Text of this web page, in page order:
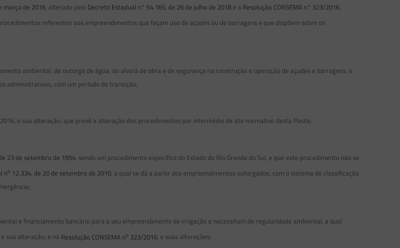
março de 2016, alterado pelo Decreto Estadual n° 54.165, de 26 de julho de 2018 e a Resolução CONSEMA n° 323/2016,
referentes aos empreendimentos que façam uso de açudes ou de barragens e que dispõem sobre os
ambiental, de outorga de água, do alvará de obra e de segurança na construção e operação de açudes e barragens, o
administrativos, com um período de transição;
e sua alteração, que prevê a alteração dos procedimentos por intermédio de ato normativo desta Pasta;
23 de setembro de 1954, sendo um procedimento específico do Estado do Rio Grande do Sul, e que este procedimento não se
no 12.334, de 20 de setembro de 2010, a qual se dá a partir dos empreendimentos outorgados, com o sistema de classificação
e financiamento bancário para o seu empreendimento de irrigação e necessitam de regularidade ambiental, a qual
sua alteração; e na Resolução CONSEMA no 323/2016, e suas alterações;